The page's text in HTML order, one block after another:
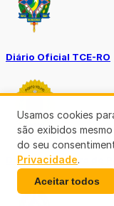
Diário Oficial TCE-RO
Diário Prefeitura de
Usamos cookies
são exibidos
do seu
Privacidade.
Aceitar todos